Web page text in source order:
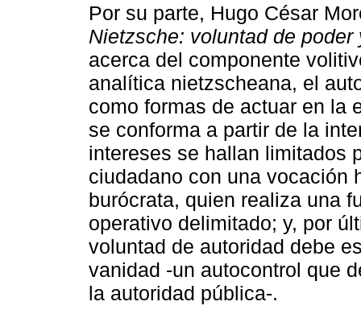
Por su parte, Hugo César
Nietzsche: voluntad de
acerca del componente
analítica nietzscheana, el
como formas de actuar en la
se conforma a partir de la
intereses se hallan limitados
ciudadano con una vocación
burócrata, quien realiza una
operativo delimitado; y, por
voluntad de autoridad debe
vanidad -un autocontrol que
la autoridad pública-.